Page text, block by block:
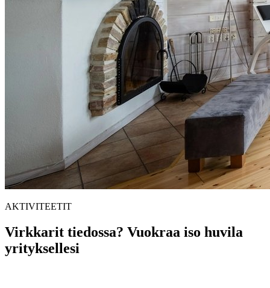
AKTIVITEETIT
Virkkarit tiedossa? Vuokraa iso huvila
yrityksellesi